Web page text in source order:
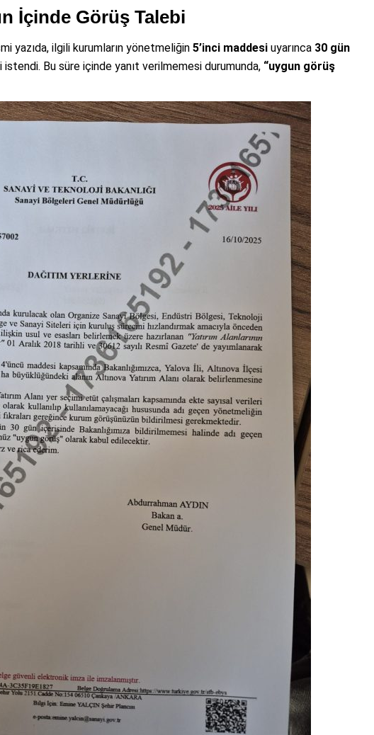
İçinde Görüş Talebi
yazıda, ilgili kurumların yönetmeliğin 5’inci maddesi uyarınca 30 gün
istendi. Bu süre içinde yanıt verilmemesi durumunda, “uygun görüş